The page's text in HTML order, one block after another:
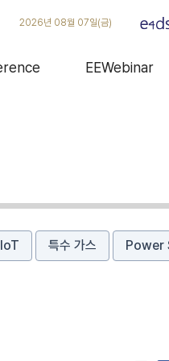
2026년 08월 07일(금)
EEWebinar
특수 가스 Power